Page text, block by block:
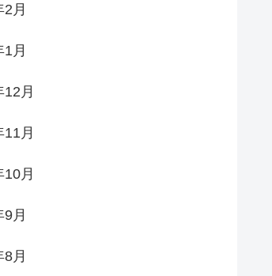
月
月
12月
11月
10月
月
月